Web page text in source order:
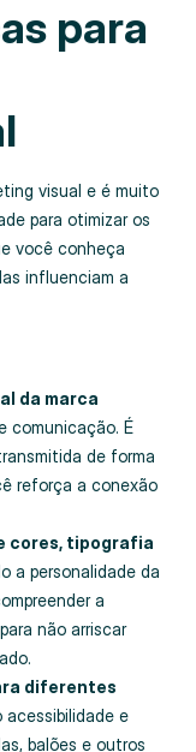
para
visual e é muito
para otimizar os
você conheça
influenciam a
da marca
comunicação. É
de forma
reforça a conexão
cores, tipografia
a personalidade da
a
não arriscar
diferentes
acessibilidade e
balões e outros